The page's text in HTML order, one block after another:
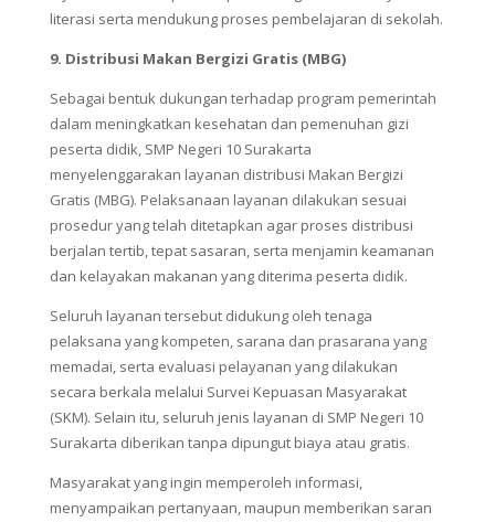
literasi serta mendukung proses pembelajaran di sekolah.
9. Distribusi Makan Bergizi Gratis (MBG)
Sebagai bentuk dukungan terhadap program pemerintah
dalam meningkatkan kesehatan dan pemenuhan gizi
peserta didik, SMP Negeri 10 Surakarta
menyelenggarakan layanan distribusi Makan Bergizi
Gratis (MBG). Pelaksanaan layanan dilakukan sesuai
prosedur yang telah ditetapkan agar proses distribusi
berjalan tertib, tepat sasaran, serta menjamin keamanan
dan kelayakan makanan yang diterima peserta didik.
Seluruh layanan tersebut didukung oleh tenaga
pelaksana yang kompeten, sarana dan prasarana yang
memadai, serta evaluasi pelayanan yang dilakukan
secara berkala melalui Survei Kepuasan Masyarakat
(SKM). Selain itu, seluruh jenis layanan di SMP Negeri 10
Surakarta diberikan tanpa dipungut biaya atau gratis.
Masyarakat yang ingin memperoleh informasi,
menyampaikan pertanyaan, maupun memberikan saran